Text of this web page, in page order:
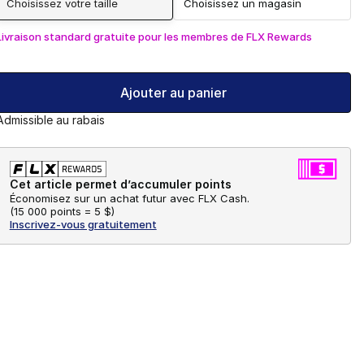
Choisissez votre taille Choisissez un magasin
standard gratuite pour les membres de FLX Rewards
Ajouter au panier
au rabais
Cet article permet d’accumuler points
Économisez sur un achat futur avec FLX Cash.
(15 000 points = 5 $)
Inscrivez-vous gratuitement